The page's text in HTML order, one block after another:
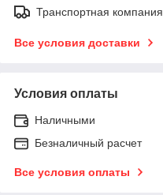
Транспортная компания
Все условия доставки
Условия оплаты
Наличными
Безналичный расчет
Все условия оплаты